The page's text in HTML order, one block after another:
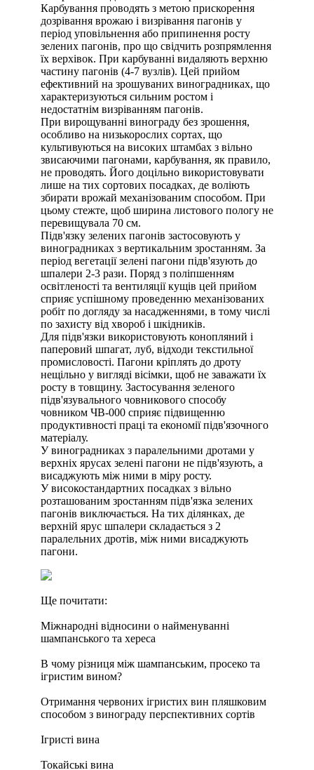
Карбування проводять з метою прискорення
дозрівання врожаю і визрівання пагонів у
період уповільнення або припинення росту
зелених пагонів, про що свідчить розпрямлення
їх верхівок. При карбуванні видаляють верхню
частину пагонів (4-7 вузлів). Цей прийом
ефективний на зрошуваних виноградниках, що
характеризуються сильним ростом і
недостатнім визріванням пагонів.
При вирощуванні винограду без зрошення,
особливо на низькорослих сортах, що
культивуються на високих штамбах з вільно
звисаючими пагонами, карбування, як правило,
не проводять. Його доцільно використовувати
лише на тих сортових посадках, де воліють
збирати врожай механізованим способом. При
цьому стежте, щоб ширина листового пологу не
перевищувала 70 см.
Підв'язку зелених пагонів застосовують у
виноградниках з вертикальним зростанням. За
період вегетації зелені пагони підв'язують до
шпалери 2-3 рази. Поряд з поліпшенням
освітленості та вентиляції кущів цей прийом
сприяє успішному проведенню механізованих
робіт по догляду за насадженнями, в тому числі
по захисту від хвороб і шкідників.
Для підв'язки використовують конопляний і
паперовий шпагат, луб, відходи текстильної
промисловості. Пагони кріплять до дроту
нещільно у вигляді вісімки, щоб не заважати їх
росту в товщину. Застосування зеленого
підв'язувального човникового способу
човником ЧВ-000 сприяє підвищенню
продуктивності праці та економії підв'язочного
матеріалу.
У виноградниках з паралельними дротами у
верхніх ярусах зелені пагони не підв'язують, а
висаджують між ними в міру росту.
У високостандартних посадках з вільно
розташованим зростанням підв'язка зелених
пагонів виключається. На тих ділянках, де
верхній ярус шпалери складається з 2
паралельних дротів, між ними висаджують
пагони.
Ще почитати:
Міжнародні відносини о найменуванні
шампанського та хереса
В чому різниця між шампанським, просеко та
ігристим вином?
Отримання червоних ігристих вин пляшковим
способом з винограду перспективних сортів
Ігристі вина
Токайські вина